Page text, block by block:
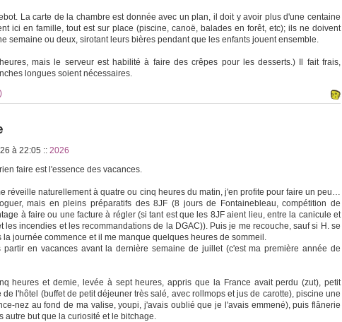
La carte de la chambre est donnée avec un plan, il doit y avoir plus d'une centaine
ici en famille, tout est sur place (piscine, canoë, balades en forêt, etc); ils ne doivent
semaine ou deux, sirotant leurs bières pendant que les enfants jouent ensemble.
mais le serveur est habilité à faire des crêpes pour les desserts.) Il fait frais,
longues soient nécessaires.
à 22:05 :: 2026
faire est l'essence des vacances.
réveille naturellement à quatre ou cinq heures du matin, j'en profite pour faire un peu…
mais en pleins préparatifs des 8JF (8 jours de Fontainebleau, compétition de
à faire ou une facture à régler (si tant est que les 8JF aient lieu, entre la canicule et
les incendies et les recommandations de la DGAC)). Puis je me recouche, sauf si H. se
journée commence et il me manque quelques heures de sommeil.
en vacances avant la dernière semaine de juillet (c'est ma première année de
heures et demie, levée à sept heures, appris que la France avait perdu (zut), petit
l'hôtel (buffet de petit déjeuner très salé, avec rollmops et jus de carotte), piscine une
nez au fond de ma valise, youpi, j'avais oublié que je l'avais emmené), puis flânerie
autre but que la curiosité et le bitchage.